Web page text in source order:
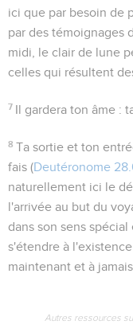
ici que par besoin de
par des témoignages
midi, le clair de lune
celles qui résultent
7 Il gardera ton âme :
8 Ta sortie et ton
fais (Deutéronome
naturellement ici le
l'arrivée au but du
dans son sens
s'étendre à
maintenant et à jamais
Autres ressources